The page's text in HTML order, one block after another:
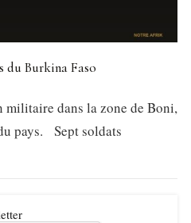
du Burkina Faso
militaire dans la zone de Boni,
pays. Sept soldats